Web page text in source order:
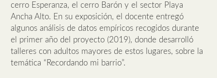
cerro Esperanza, el cerro Barón y el sector Playa
Ancha Alto. En su exposición, el docente entregó
algunos análisis de datos empíricos recogidos durante
el primer año del proyecto (2019), donde desarrolló
talleres con adultos mayores de estos lugares, sobre la
temática “Recordando mi barrio”.